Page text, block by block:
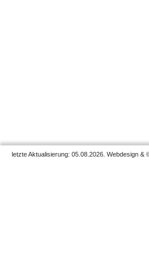
letzte Aktualisierung: 05.08.2026. Webdesign &